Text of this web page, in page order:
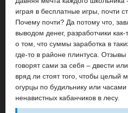
играя в бесплатные игры, почти
Почему почти? Да потому что,
выводом денег, разработчики
о том, что суммы заработка в
где-то в районе плинтуса.
говорят сами за себя – двести
вряд ли стоят того, чтобы целый
огурцы по будильнику или часами
ненавистных кабанчиков в лесу.